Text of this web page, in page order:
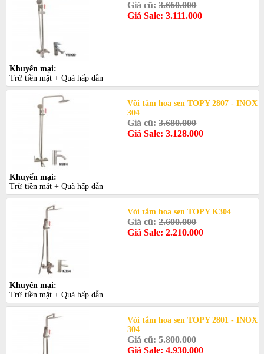
Giá cũ:3.660.000
Giá Sale: 3.111.000
Khuyến mại:
Trừ tiền mặt + Quà hấp dẫn
Vòi tắm hoa sen TOPY 2807 - INOX
304
Giá cũ:3.680.000
Giá Sale: 3.128.000
Khuyến mại:
Trừ tiền mặt + Quà hấp dẫn
Vòi tắm hoa sen TOPY K304
Giá cũ:2.600.000
Giá Sale: 2.210.000
Khuyến mại:
Trừ tiền mặt + Quà hấp dẫn
Vòi tắm hoa sen TOPY 2801 - INOX
304
Giá cũ:5.800.000
Giá Sale: 4.930.000